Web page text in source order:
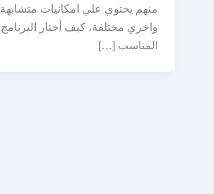
منهم يحتوي علي امكانيات متشابهة
واخري مختلفة، كيف أختار البرنامج
المناسب […]